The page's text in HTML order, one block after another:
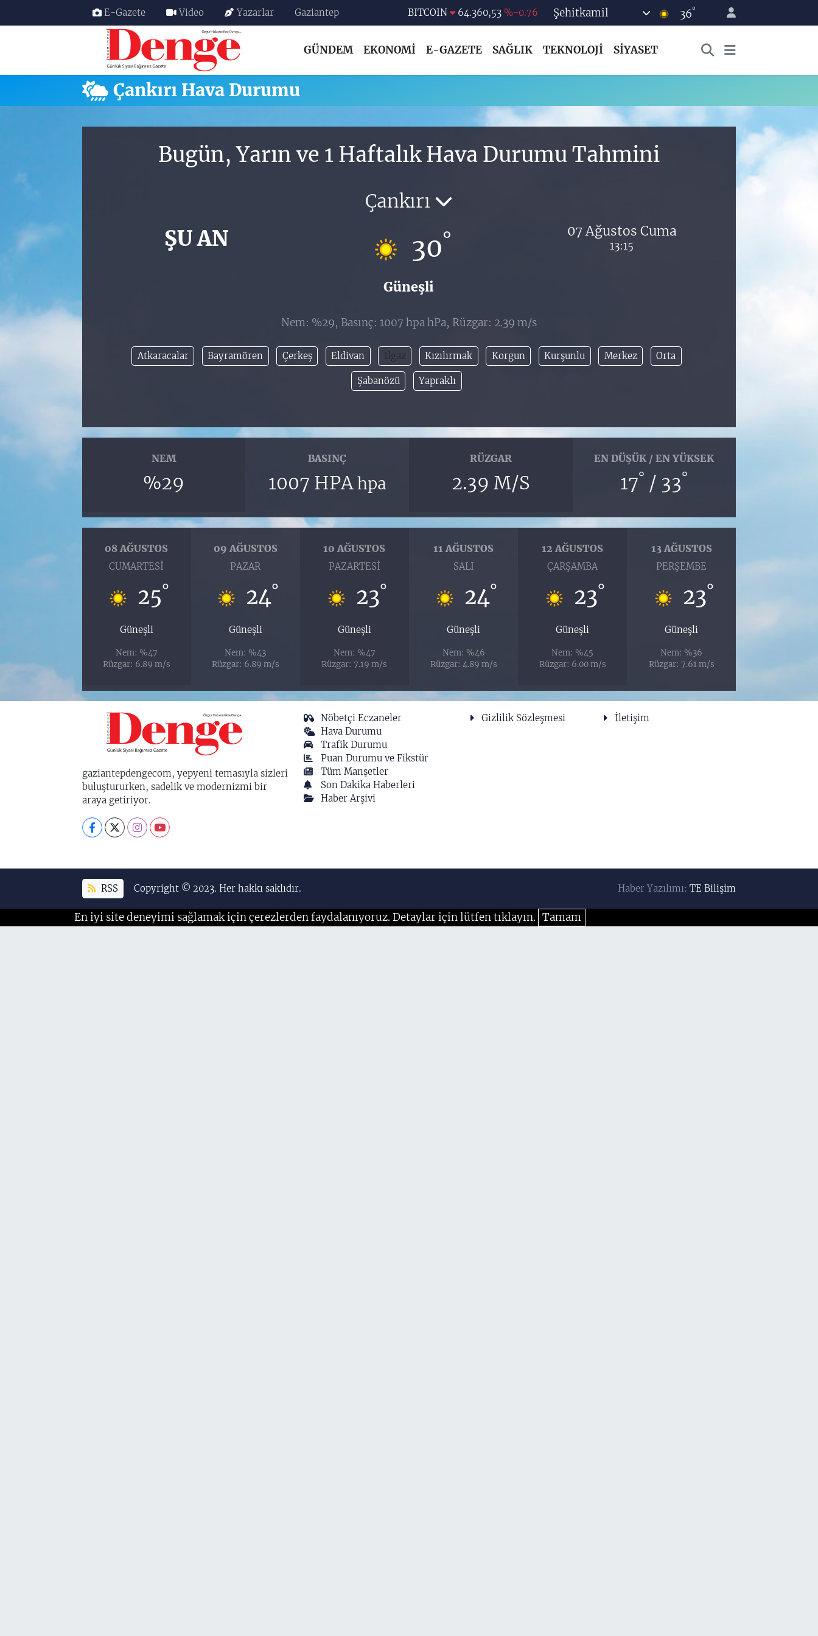
E-Gazete Video Yazarlar Gaziantep BITCOIN 64.360,53 %-0.76
EURO
55,0265 %0.01
STERLİN
64,1897 %0.02
BİST100
%64
Şehitkamil 36°
GÜNDEM EKONOMİ E-GAZETE SAĞLIK TEKNOLOJİ SİYASET
Çankırı Hava Durumu
Bugün, Yarın ve 1 Haftalık Hava Durumu Tahmini
ŞU AN
Çankırı
30°
Güneşli
07 Ağustos Cuma
13:15
Nem: %29, Basınç: 1007 hpa hPa, Rüzgar: 2.39 m/s
Atkaracalar Bayramören Çerkeş Eldivan Ilgaz Kızılırmak Korgun Kurşunlu Merkez Orta
Şabanözü Yapraklı
NEM
%29
BASINÇ
1007 HPAhpa
RÜZGAR
2.39 M/S
EN DÜŞÜK / EN YÜKSEK
17° / 33°
08 AĞUSTOS
CUMARTESI
25°
Güneşli
Nem: %47
Rüzgar: 6.89 m/s
09 AĞUSTOS
PAZAR
24°
Güneşli
Nem: %43
Rüzgar: 6.89 m/s
10 AĞUSTOS
PAZARTESI
23°
Güneşli
Nem: %47
Rüzgar: 7.19 m/s
11 AĞUSTOS
SALI
24°
Güneşli
Nem: %46
Rüzgar: 4.89 m/s
12 AĞUSTOS
ÇARŞAMBA
23°
Güneşli
Nem: %45
Rüzgar: 6.00 m/s
13 AĞUSTOS
PERŞEMBE
23°
Güneşli
Nem: %36
Rüzgar: 7.61 m/s
gaziantepdengecom, yepyeni temasıyla sizleri
buluştururken, sadelik ve modernizmi bir
araya getiriyor.
Nöbetçi Eczaneler
Hava Durumu
Trafik Durumu
Puan Durumu ve Fikstür
Tüm Manşetler
Son Dakika Haberleri
Haber Arşivi
Gizlilik Sözleşmesi İletişim
RSS Copyright © 2023. Her hakkı saklıdır. Haber Yazılımı:TE Bilişim
En iyi site deneyimi sağlamak için çerezlerden faydalanıyoruz. Detaylar için lütfen tıklayın. Tamam
Nöbetçi Eczaneler
Hava Durumu
Trafik Durumu
Haber Arşivi